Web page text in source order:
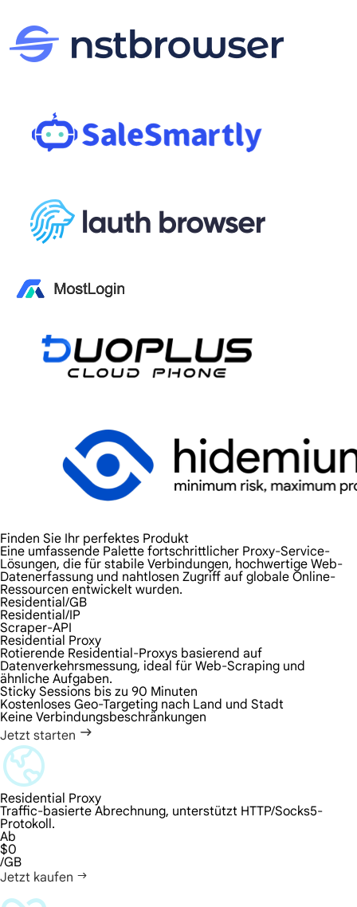
Finden Sie Ihr perfektes Produkt
Eine umfassende Palette fortschrittlicher Proxy-Service-
Lösungen, die für stabile Verbindungen, hochwertige Web-
Datenerfassung und nahtlosen Zugriff auf globale Online-
Ressourcen entwickelt wurden.
Residential/GB
Residential/IP
Scraper-API
Residential Proxy
Rotierende Residential-Proxys basierend auf
Datenverkehrsmessung, ideal für Web-Scraping und
ähnliche Aufgaben.
Sticky Sessions bis zu 90 Minuten
Kostenloses Geo-Targeting nach Land und Stadt
Keine Verbindungsbeschränkungen
Jetzt starten
Residential Proxy
Traffic-basierte Abrechnung, unterstützt HTTP/Socks5-
Protokoll.
Ab
$0
/GB
Jetzt kaufen